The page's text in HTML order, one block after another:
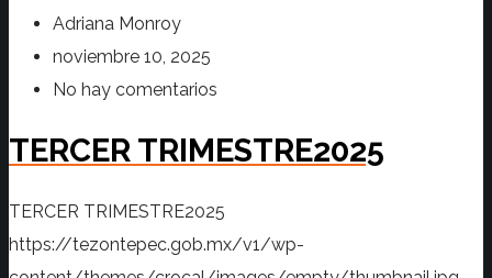
Adriana Monroy
noviembre 10, 2025
No hay comentarios
TERCER TRIMESTRE2025
TERCER TRIMESTRE2025
https://tezontepec.gob.mx/v1/wp-